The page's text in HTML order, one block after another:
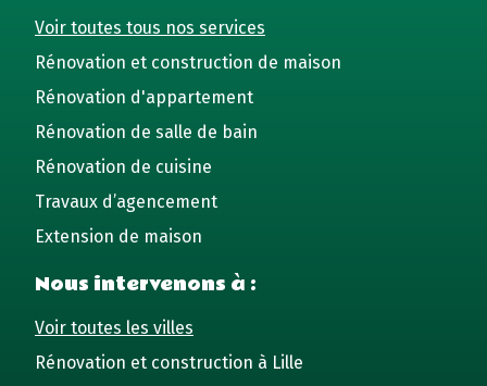
Voir toutes tous nos services
Rénovation et construction de maison
Rénovation d'appartement
Rénovation de salle de bain
Rénovation de cuisine
Travaux d’agencement
Extension de maison
Nous intervenons à :
Voir toutes les villes
Rénovation et construction à Lille